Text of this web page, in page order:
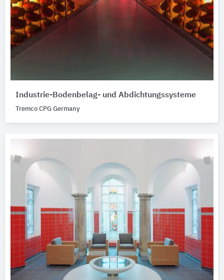
Industrie-Bodenbelag- und Abdichtungssysteme
Tremco CPG Germany